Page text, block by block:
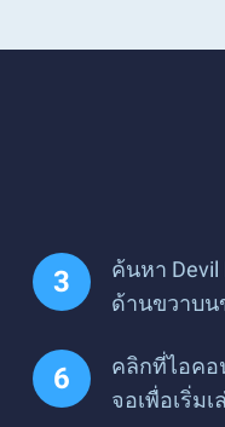
ค้นหา
ด้านขวาบน
คลิกที่ไอคอ
จอเพื่อเริ่มเ